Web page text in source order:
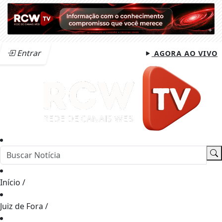
Entrar AGORA AO VIVO
Início /
Juiz de Fora /